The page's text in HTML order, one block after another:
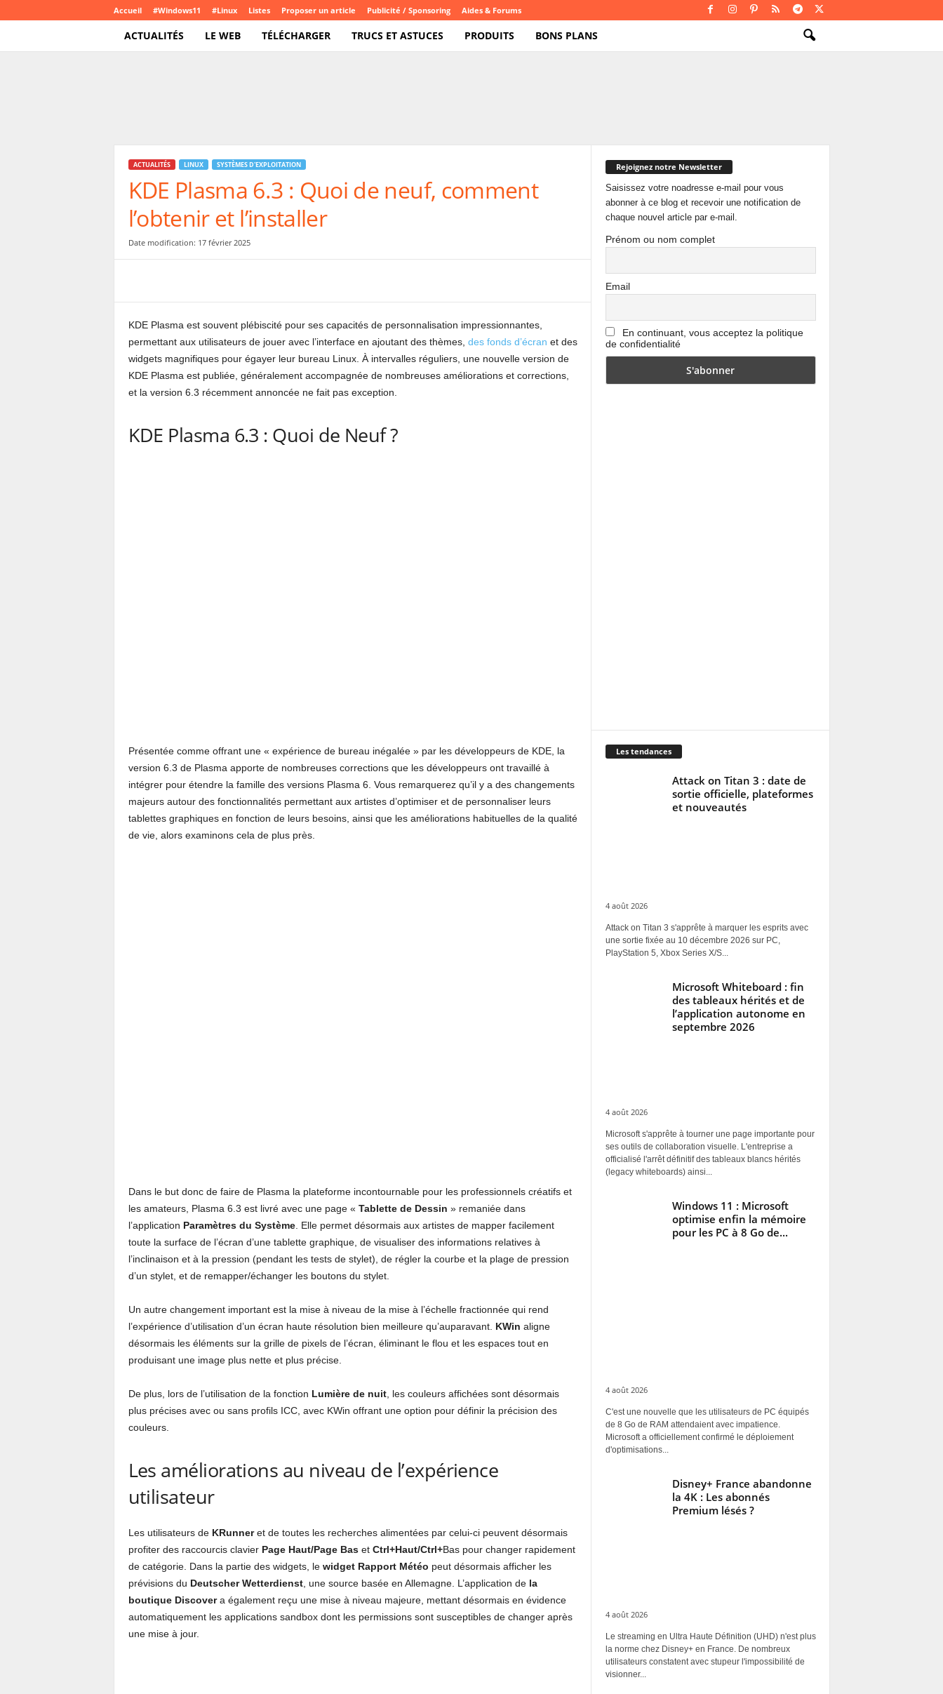
Accueil #Windows11 #Linux Listes Proposer un article Publicité / Sponsoring Aides & Forums
ACTUALITÉS LE WEB TÉLÉCHARGER TRUCS ET ASTUCES PRODUITS BONS PLANS
ACTUALITÉS LINUX SYSTÈMES D'EXPLOITATION
KDE Plasma 6.3 : Quoi de neuf, comment
l’obtenir et l’installer
Date modification: 17 février 2025
KDE Plasma est souvent plébiscité pour ses capacités de personnalisation impressionnantes,
permettant aux utilisateurs de jouer avec l’interface en ajoutant des thèmes, des fonds d’écran et des
widgets magnifiques pour égayer leur bureau Linux. À intervalles réguliers, une nouvelle version de
KDE Plasma est publiée, généralement accompagnée de nombreuses améliorations et corrections,
et la version 6.3 récemment annoncée ne fait pas exception.
KDE Plasma 6.3 : Quoi de Neuf ?
Présentée comme offrant une « expérience de bureau inégalée » par les développeurs de KDE, la
version 6.3 de Plasma apporte de nombreuses corrections que les développeurs ont travaillé à
intégrer pour étendre la famille des versions Plasma 6. Vous remarquerez qu’il y a des changements
majeurs autour des fonctionnalités permettant aux artistes d’optimiser et de personnaliser leurs
tablettes graphiques en fonction de leurs besoins, ainsi que les améliorations habituelles de la qualité
de vie, alors examinons cela de plus près.
Dans le but donc de faire de Plasma la plateforme incontournable pour les professionnels créatifs et
les amateurs, Plasma 6.3 est livré avec une page « Tablette de Dessin » remaniée dans
l’application Paramètres du Système. Elle permet désormais aux artistes de mapper facilement
toute la surface de l’écran d’une tablette graphique, de visualiser des informations relatives à
l’inclinaison et à la pression (pendant les tests de stylet), de régler la courbe et la plage de pression
d’un stylet, et de remapper/échanger les boutons du stylet.
Un autre changement important est la mise à niveau de la mise à l’échelle fractionnée qui rend
l’expérience d’utilisation d’un écran haute résolution bien meilleure qu’auparavant. KWin aligne
désormais les éléments sur la grille de pixels de l’écran, éliminant le flou et les espaces tout en
produisant une image plus nette et plus précise.
De plus, lors de l’utilisation de la fonction Lumière de nuit, les couleurs affichées sont désormais
plus précises avec ou sans profils ICC, avec KWin offrant une option pour définir la précision des
couleurs.
Les améliorations au niveau de l’expérience
utilisateur
Les utilisateurs de KRunneret de toutes les recherches alimentées par celui-ci peuvent désormais
profiter des raccourcis clavier Page Haut/Page Baset Ctrl+Haut/Ctrl+Bas pour changer rapidement
de catégorie. Dans la partie des widgets, le widget Rapport Météo peut désormais afficher les
prévisions du Deutscher Wetterdienst, une source basée en Allemagne. L’application de la
boutique Discovera également reçu une mise à niveau majeure, mettant désormais en évidence
automatiquement les applications sandbox dont les permissions sont susceptibles de changer après
une mise à jour.
Rejoignez notre Newsletter
Saisissez votre noadresse e-mail pour vous
abonner à ce blog et recevoir une notification de
chaque nouvel article par e-mail.
Prénom ou nom complet
Email
En continuant, vous acceptez la politique
de confidentialité
Les tendances
Attack on Titan 3 : date de
sortie officielle, plateformes
et nouveautés
4 août 2026
Attack on Titan 3 s'apprête à marquer les esprits avec
une sortie fixée au 10 décembre 2026 sur PC,
PlayStation 5, Xbox Series X/S...
Microsoft Whiteboard : fin
des tableaux hérités et de
l’application autonome en
septembre 2026
4 août 2026
Microsoft s'apprête à tourner une page importante pour
ses outils de collaboration visuelle. L'entreprise a
officialisé l'arrêt définitif des tableaux blancs hérités
(legacy whiteboards) ainsi...
Windows 11 : Microsoft
optimise enfin la mémoire
pour les PC à 8 Go de...
4 août 2026
C'est une nouvelle que les utilisateurs de PC équipés
de 8 Go de RAM attendaient avec impatience.
Microsoft a officiellement confirmé le déploiement
d'optimisations...
Disney+ France abandonne
la 4K : Les abonnés
Premium lésés ?
4 août 2026
Le streaming en Ultra Haute Définition (UHD) n'est plus
la norme chez Disney+ en France. De nombreux
utilisateurs constatent avec stupeur l'impossibilité de
visionner...